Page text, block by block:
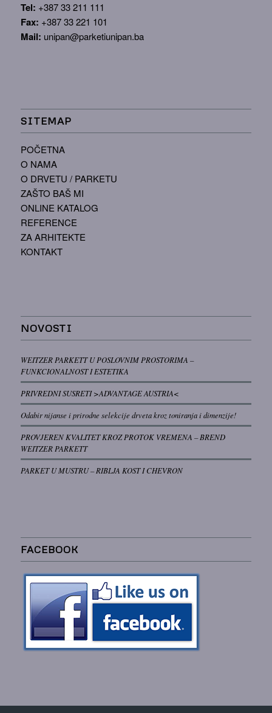
Tel: +387 33 211 111
Fax: +387 33 221 101
Mail: unipan@parketiunipan.ba
SITEMAP
POČETNA
O NAMA
O DRVETU / PARKETU
ZAŠTO BAŠ MI
ONLINE KATALOG
REFERENCE
ZA ARHITEKTE
KONTAKT
NOVOSTI
WEITZER PARKETT U POSLOVNIM PROSTORIMA –
FUNKCIONALNOST I ESTETIKA
PRIVREDNI SUSRETI >ADVANTAGE AUSTRIA<
Odabir nijanse i prirodne selekcije drveta kroz toniranja i dimenzije!
PROVJEREN KVALITET KROZ PROTOK VREMENA – BREND
WEITZER PARKETT
PARKET U MUSTRU – RIBLJA KOST I CHEVRON
FACEBOOK